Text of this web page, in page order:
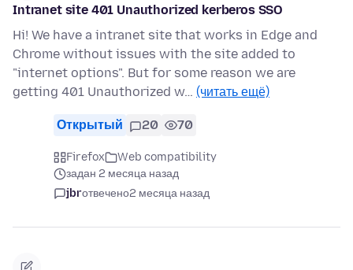
Intranet site 401 Unauthorized kerberos SSO
Hi! We have a intranet site that works in Edge and
Chrome without issues with the site added to
"internet options". But for some reason we are
getting 401 Unauthorized w… (читать ещё)
Открытый 20 70
Firefox
Web compatibility
задан 2 месяца назад
jbrотвечено2 месяца назад